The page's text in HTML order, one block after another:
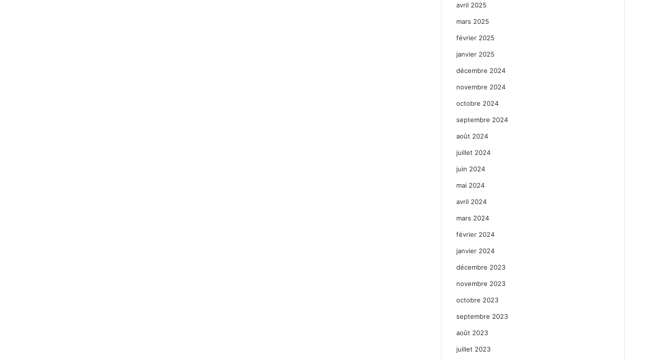
avril 2025
mars 2025
février 2025
janvier 2025
décembre 2024
novembre 2024
octobre 2024
septembre 2024
août 2024
juillet 2024
juin 2024
mai 2024
avril 2024
mars 2024
février 2024
janvier 2024
décembre 2023
novembre 2023
octobre 2023
septembre 2023
août 2023
juillet 2023